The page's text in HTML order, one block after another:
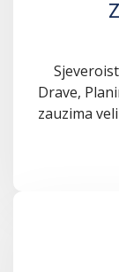
Drave,
zauzima